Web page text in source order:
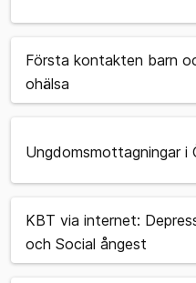
Första kontakten barn
ohälsa
Ungdomsmottagningar i
KBT via internet:
och Social ångest